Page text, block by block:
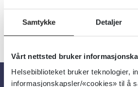
Samtykke Detaljer
Vårt nettsted bruker
Helsebiblioteket bruker teknologier,
informasjonskapsler/«cookies» til å
« 1 »